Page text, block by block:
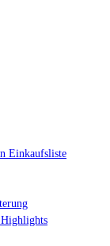
Einkaufsliste